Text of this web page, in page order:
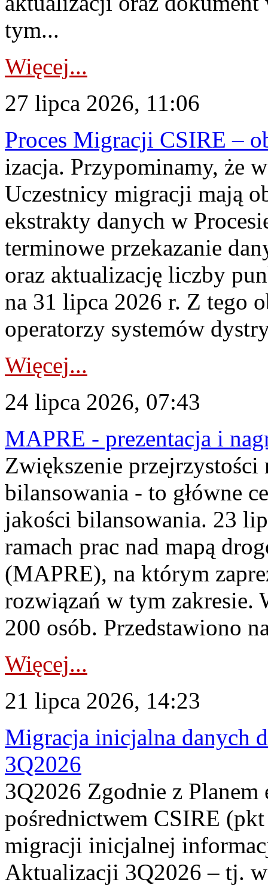
tym...
Więcej...
27 lipca 2026, 11:06
Proces Migracji CSIRE –
izacja. Przypominamy, że
Uczestnicy migracji mają
ekstrakty danych w
terminowe przekazanie
oraz aktualizację liczby
na 31 lipca 2026 r. Z tego
operatorzy systemów
Więcej...
24 lipca 2026, 07:43
MAPRE - prezentacja i
Zwiększenie
bilansowania - to główne
jakości bilansowania. 23
ramach prac nad mapą
(MAPRE), na którym
rozwiązań w tym zakresie.
200 osób. Przedstawiono
Więcej...
21 lipca 2026, 14:23
Migracja inicjalna danych
3Q2026
3Q2026 Zgodnie z
pośrednictwem CSIRE
migracji inicjalnej
Aktualizacji 3Q2026 – tj.